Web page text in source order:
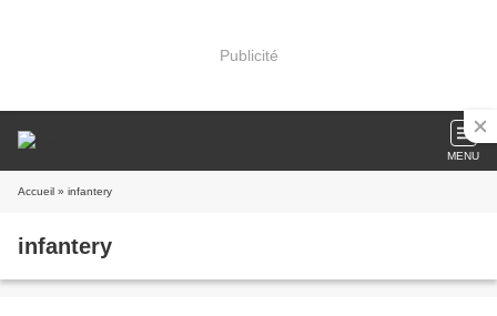
Publicité
MENU
Accueil » infantery
infantery